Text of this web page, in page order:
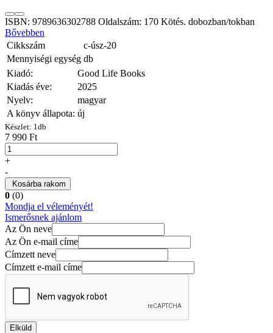
ISBN: 9789636302788 Oldalszám: 170 Kötés. dobozban/tokban
Bővebben
Cikkszám
c-úsz-20
Mennyiségi egység db
Kiadó:
Good Life Books
Kiadás éve:
2025
Nyelv:
magyar
A könyv állapota: új
Készlet: 1 db
7 990 Ft
+
-
Kosárba rakom
0 (0)
Mondja el véleményét!
Ismerősnek ajánlom
Az Ön neve
Az Ön e-mail címe
Címzett neve
Címzett e-mail címe
Elküld